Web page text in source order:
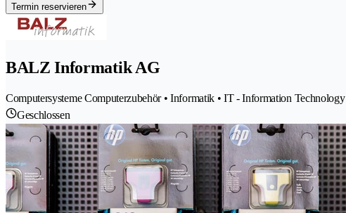
Termin reservieren
BALZ Informatik AG
Computersysteme Computerzubehör • Informatik • IT - Information Technology
Geschlossen